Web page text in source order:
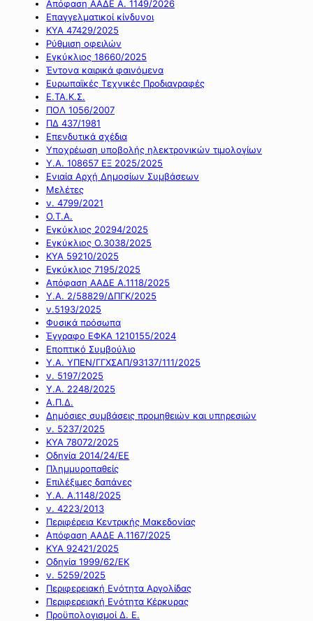
Απόφαση ΑΑΔΕ Α. 1149/2026
Επαγγελματικοί κίνδυνοι
ΚΥΑ 47429/2025
Ρύθμιση οφειλών
Εγκύκλιος 18660/2025
Έντονα καιρικά φαινόμενα
Ευρωπαϊκές Τεχνικές Προδιαγραφές
Ε.ΤΑ.Κ.Σ.
ΠΟΛ 1056/2007
ΠΔ 437/1981
Επενδυτικά σχέδια
Υποχρέωση υποβολής ηλεκτρονικών τιμολογίων
Υ.Α. 108657 ΕΞ 2025/2025
Ενιαία Αρχή Δημοσίων Συμβάσεων
Μελέτες
ν. 4799/2021
Ο.Τ.Α.
Εγκύκλιος 20294/2025
Εγκύκλιος Ο.3038/2025
ΚΥΑ 59210/2025
Εγκύκλιος 7195/2025
Απόφαση ΑΑΔΕ Α.1118/2025
Υ.Α. 2/58829/ΔΠΓΚ/2025
ν.5193/2025
Φυσικά πρόσωπα
Έγγραφο ΕΦΚΑ 1210155/2024
Εποπτικό Συμβούλιο
Υ.Α. ΥΠΕΝ/ΓΓΧΣΑΠ/93137/111/2025
ν. 5197/2025
Υ.Α. 2248/2025
Α.Π.Δ.
Δημόσιες συμβάσεις προμηθειών και υπηρεσιών
ν. 5237/2025
ΚΥΑ 78072/2025
Οδηγία 2014/24/ΕΕ
Πλημμυροπαθείς
Επιλέξιμες δαπάνες
Υ.Α. Α.1148/2025
ν. 4223/2013
Περιφέρεια Κεντρικής Μακεδονίας
Απόφαση ΑΑΔΕ Α.1167/2025
ΚΥΑ 92421/2025
Οδηγία 1999/62/ΕΚ
ν. 5259/2025
Περιφερειακή Ενότητα Αργολίδας
Περιφερειακή Ενότητα Κέρκυρας
Προϋπολογισμοί Δ. Ε.